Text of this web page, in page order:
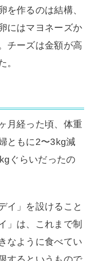
を作るのは結構、
にはマヨネーズか
チーズは金額が高
。
月経った頃、体重
ともに2〜3kg減
ぐらいだったの
イ」を設けること
」は、これまで制
なように食べてい